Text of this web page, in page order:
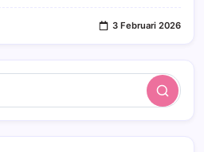
3 Februari 2026
Search